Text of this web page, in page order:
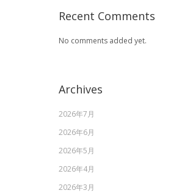
Recent Comments
No comments added yet.
Archives
2026年7月
2026年6月
2026年5月
2026年4月
2026年3月